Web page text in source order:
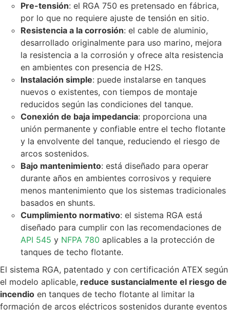
Pre-tensión: el RGA 750 es pretensado en fábrica,
por lo que no requiere ajuste de tensión en sitio.
Resistencia a la corrosión: el cable de aluminio,
desarrollado originalmente para uso marino, mejora
la resistencia a la corrosión y ofrece alta resistencia
en ambientes con presencia de H2S.
Instalación simple: puede instalarse en tanques
nuevos o existentes, con tiempos de montaje
reducidos según las condiciones del tanque.
Conexión de baja impedancia: proporciona una
unión permanente y confiable entre el techo flotante
y la envolvente del tanque, reduciendo el riesgo de
arcos sostenidos.
Bajo mantenimiento: está diseñado para operar
durante años en ambientes corrosivos y requiere
menos mantenimiento que los sistemas tradicionales
basados en shunts.
Cumplimiento normativo: el sistema RGA está
diseñado para cumplir con las recomendaciones de
API 545 y NFPA 780 aplicables a la protección de
tanques de techo flotante.
El sistema RGA, patentado y con certificación ATEX según
el modelo aplicable, reduce sustancialmente el riesgo de
incendio en tanques de techo flotante al limitar la
formación de arcos eléctricos sostenidos durante eventos